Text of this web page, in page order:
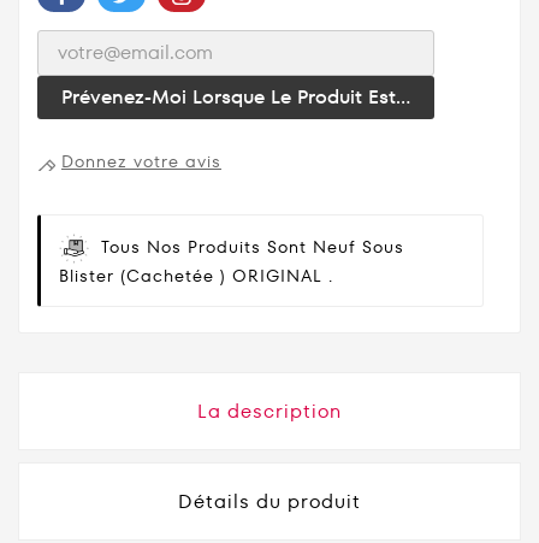
Prévenez-Moi Lorsque Le Produit Est...
Donnez votre avis
Tous Nos Produits Sont Neuf Sous
Blister (cachetée ) ORIGINAL .
La description
Détails du produit